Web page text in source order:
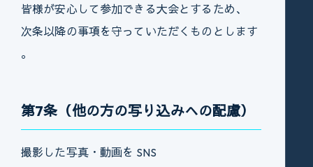
皆様が安心して参加できる大会とするため、
次条以降の事項を守っていただくものとします
。
第7条（他の方の写り込みへの配慮）
撮影した写真・動画を SNS